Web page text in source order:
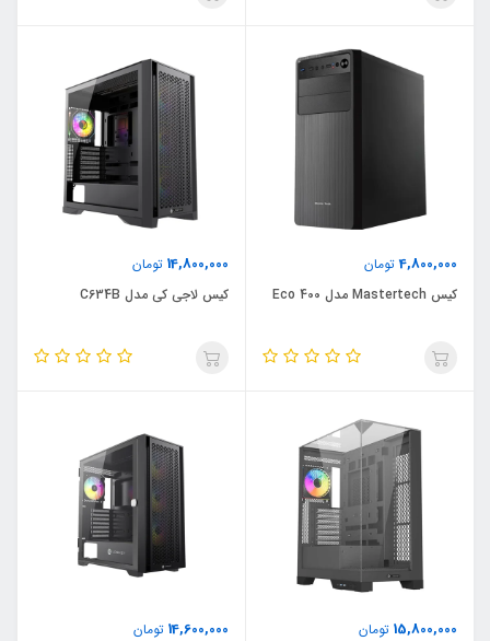
4,800,000تومان
کیس Mastertech مدل Eco 400
14,800,000 تومان
کیس لاجی کی مدل C634B
15,800,000 تومان 14,600,000 تومان